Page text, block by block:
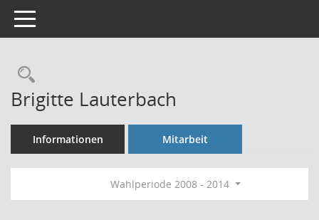
Toggle navigation
Rechercheauswahl
Brigitte Lauterbach
Informationen Mitarbeit
Wahlperiode 2008 - 2014